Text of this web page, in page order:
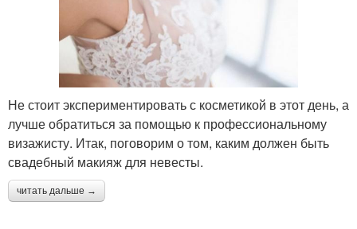
Не стоит экспериментировать с косметикой в этот день, а
лучше обратиться за помощью к профессиональному
визажисту. Итак, поговорим о том, каким должен быть
свадебный макияж для невесты.
читать дальше →